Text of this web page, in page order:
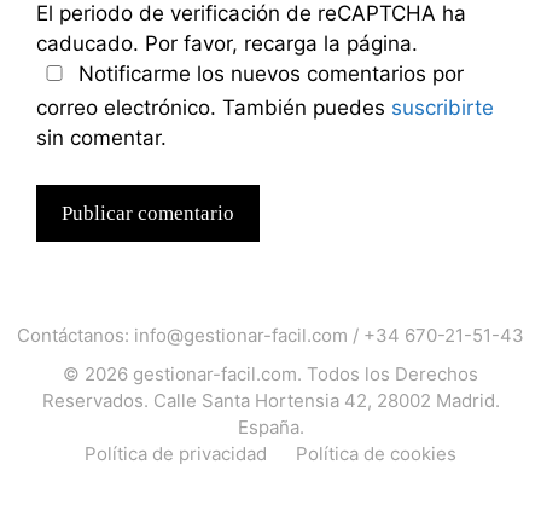
El periodo de verificación de reCAPTCHA ha
caducado. Por favor, recarga la página.
Notificarme los nuevos comentarios por
correo electrónico. También puedes suscribirte
sin comentar.
Contáctanos: info@gestionar-facil.com / +34 670-21-51-43
© 2026 gestionar-facil.com. Todos los Derechos
Reservados. Calle Santa Hortensia 42, 28002 Madrid.
España.
Política de privacidad
Política de cookies